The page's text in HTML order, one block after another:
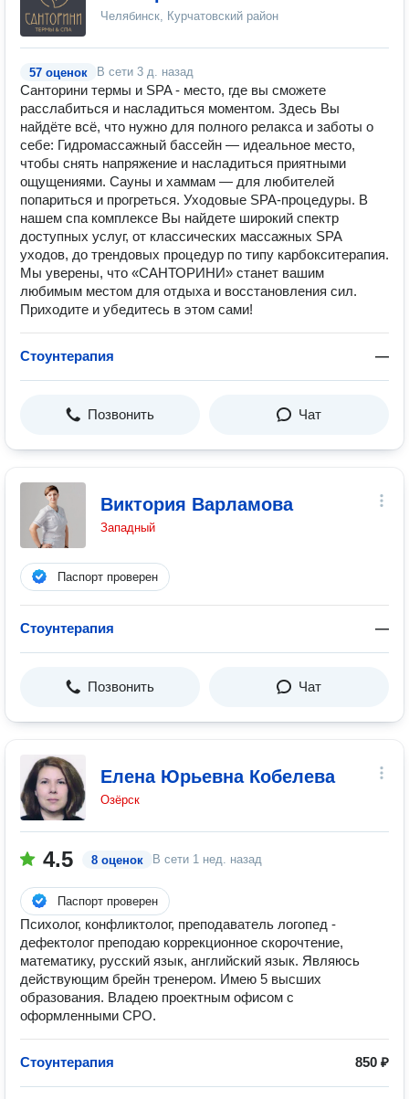
Челябинск, Курчатовский район
57 оценок В сети 3 д. назад
Санторини термы и SPA - место, где вы сможете
расслабиться и насладиться моментом. Здесь Вы
найдёте всё, что нужно для полного релакса и заботы о
себе: Гидромассажный бассейн — идеальное место,
чтобы снять напряжение и насладиться приятными
ощущениями. Cауны и хаммам — для любителей
попариться и прогреться. Уходовые SPA-процедуры. В
нашем спа комплексе Вы найдете широкий спектр
доступных услуг, от классических массажных SPA
уходов, до трендовых процедур по типу карбокситерапия.
Мы уверены, что «САНТОРИНИ» станет вашим
любимым местом для отдыха и восстановления сил.
Приходите и убедитесь в этом сами!
Стоунтерапия —
Позвонить Чат
Виктория Варламова
Западный
Паспорт проверен
Стоунтерапия —
Позвонить Чат
Елена Юрьевна Кобелева
Озёрск
4.5 8 оценок В сети 1 нед. назад
Паспорт проверен
Психолог, конфликтолог, преподаватель логопед -
дефектолог преподаю коррекционное скорочтение,
математику, русский язык, английский язык. Являюсь
действующим брейн тренером. Имею 5 высших
образования. Владею проектным офисом с
оформленными СРО.
Стоунтерапия 850 ₽